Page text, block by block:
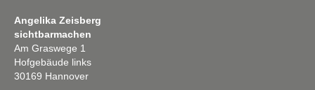
Angelika Zeisberg
sichtbarmachen
Am Graswege 1
Hofgebäude links
30169 Hannover